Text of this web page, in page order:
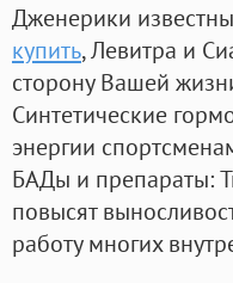
Дженерики
купить, Левитра и
сторону Вашей
Синтетические
энергии
БАДы и препараты:
повысят
работу многих